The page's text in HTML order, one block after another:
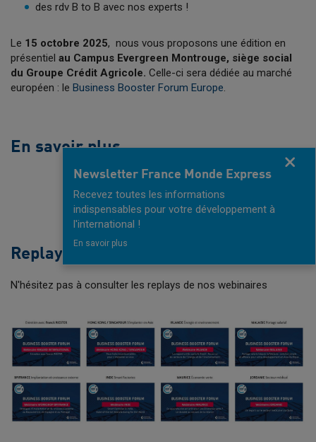
des rdv B to B avec nos experts !
Le 15 octobre 2025, nous vous proposons une édition en
présentiel au Campus Evergreen Montrouge, siège social
du Groupe Crédit Agricole. Celle-ci sera dédiée au marché
européen : le Business Booster Forum Europe.
En savoir plus
Replays Éditions précédentes
N'hésitez pas à consulter les replays de nos webinaires
Newsletter France Monde Express
Recevez toutes les informations
indispensables pour votre développement à
l'international !
En savoir plus